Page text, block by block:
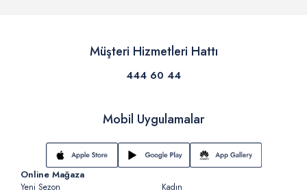
Müşteri Hizmetleri Hattı
444 60 44
Mobil Uygulamalar
Online Mağaza
Yeni Sezon
Kadın